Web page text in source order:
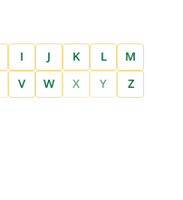
I J K L
M
V W X Y Z